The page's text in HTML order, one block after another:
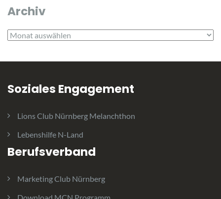
Archiv
Archiv
Soziales Engagement
Lions Club Nürnberg Melanchthon
Lebenshilfe N-Land
Berufsverband
Marketing Club Nürnberg